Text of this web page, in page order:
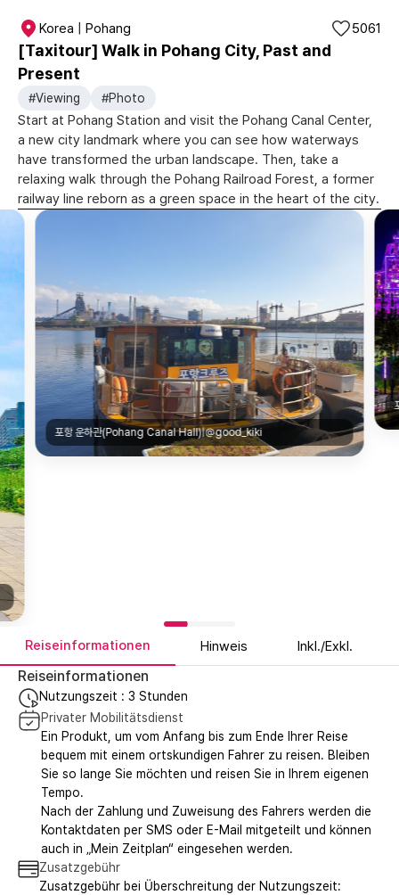
Korea | Pohang
[Taxitour] Walk in Pohang City, Past and
Present
5061
#Viewing #Photo
Start at Pohang Station and visit the Pohang Canal Center,
a new city landmark where you can see how waterways
have transformed the urban landscape. Then, take a
relaxing walk through the Pohang Railroad Forest, a former
railway line reborn as a green space in the heart of the city.
포항 운하관(Pohang Canal Hall)|@good_kiki
Reiseinformationen Hinweis Inkl./Exkl.
Reiseinformationen
Nutzungszeit : 3 Stunden
Privater Mobilitätsdienst
Ein Produkt, um vom Anfang bis zum Ende Ihrer Reise
bequem mit einem ortskundigen Fahrer zu reisen. Bleiben
Sie so lange Sie möchten und reisen Sie in Ihrem eigenen
Tempo.
Nach der Zahlung und Zuweisung des Fahrers werden die
Kontaktdaten per SMS oder E-Mail mitgeteilt und können
auch in „Mein Zeitplan“ eingesehen werden.
Zusatzgebühr
Zusatzgebühr bei Überschreitung der Nutzungszeit: